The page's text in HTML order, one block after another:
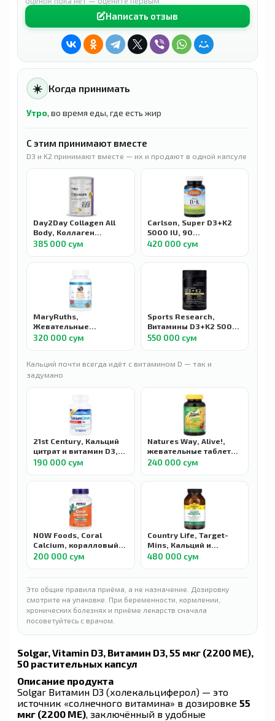
Написать отзыв
☀️ Когда принимать
Утро, во время еды, где есть жир
С этим принимают вместе
D3 и K2 принимают вместе — их и продают в одной капсуле
Day2Day Collagen All
Body, Коллаген
пептиды тип 1-2-3 с D3
и K2, 300 г
385 000 сум
Carlson, Super D3+K2
5000 IU, 90
вегетарианских капсул
420 000 сум
MaryRuths,
Жевательные
мармеладки с
кальцием D3+K2,
абрикос, 60
жевательных таблеток
320 000 сум
Sports Research,
Витамины D3+K2 5000
МЕ, Vitamin D3+K2, 160
растительных капсул
550 000 сум
Кальций почти всегда идёт с витамином D — так и
задумано
21st Century, Кальций
цитрат и витамин D3,
максимальная
эффективность, 75
190 000 сум
Natures Way, Alive!,
жевательные таблетки
с кальцием и
витамином D3,
клубника, 60
мармеладок
240 000 сум
NOW Foods, Coral
Calcium, коралловый
кальций, 1000 мг, 100
200 000 сум
Country Life, Target-
Mins, Кальций и
магний комплекс, 180
480 000 сум
Это общие правила приёма, а не назначение. Дозировку
смотрите на упаковке. При беременности, кормлении,
хронических болезнях и приёме лекарств сначала
посоветуйтесь с врачом.
Solgar, Vitamin D3, Витамин D3, 55 мкг (2200 МЕ),
50 растительных капсул
Описание продукта
Solgar Витамин D3 (холекальциферол) — это
источник «солнечного витамина» в дозировке 55
мкг (2200 МЕ) , заключённый в удобные